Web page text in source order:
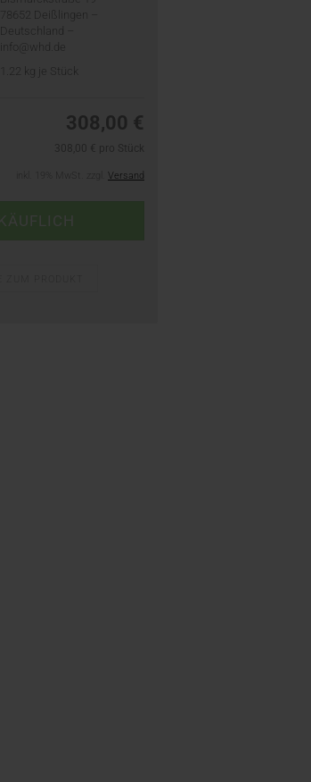
78652 Deißlingen –
Deutschland –
info@whd.de
1.22 kg je Stück
308,00 €
Versand